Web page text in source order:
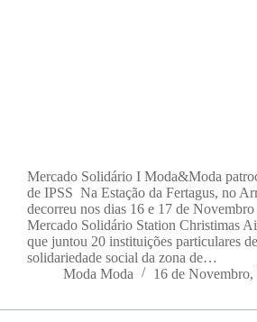
Mercado Solidário I Moda&Moda
de IPSS Na Estação da Fertagus, no
decorreu nos dias 16 e 17 de Novembro
Mercado Solidário Station Christimas
que juntou 20 instituições particulares de
solidariedade social da zona de…
Moda Moda
16 de Novembro,